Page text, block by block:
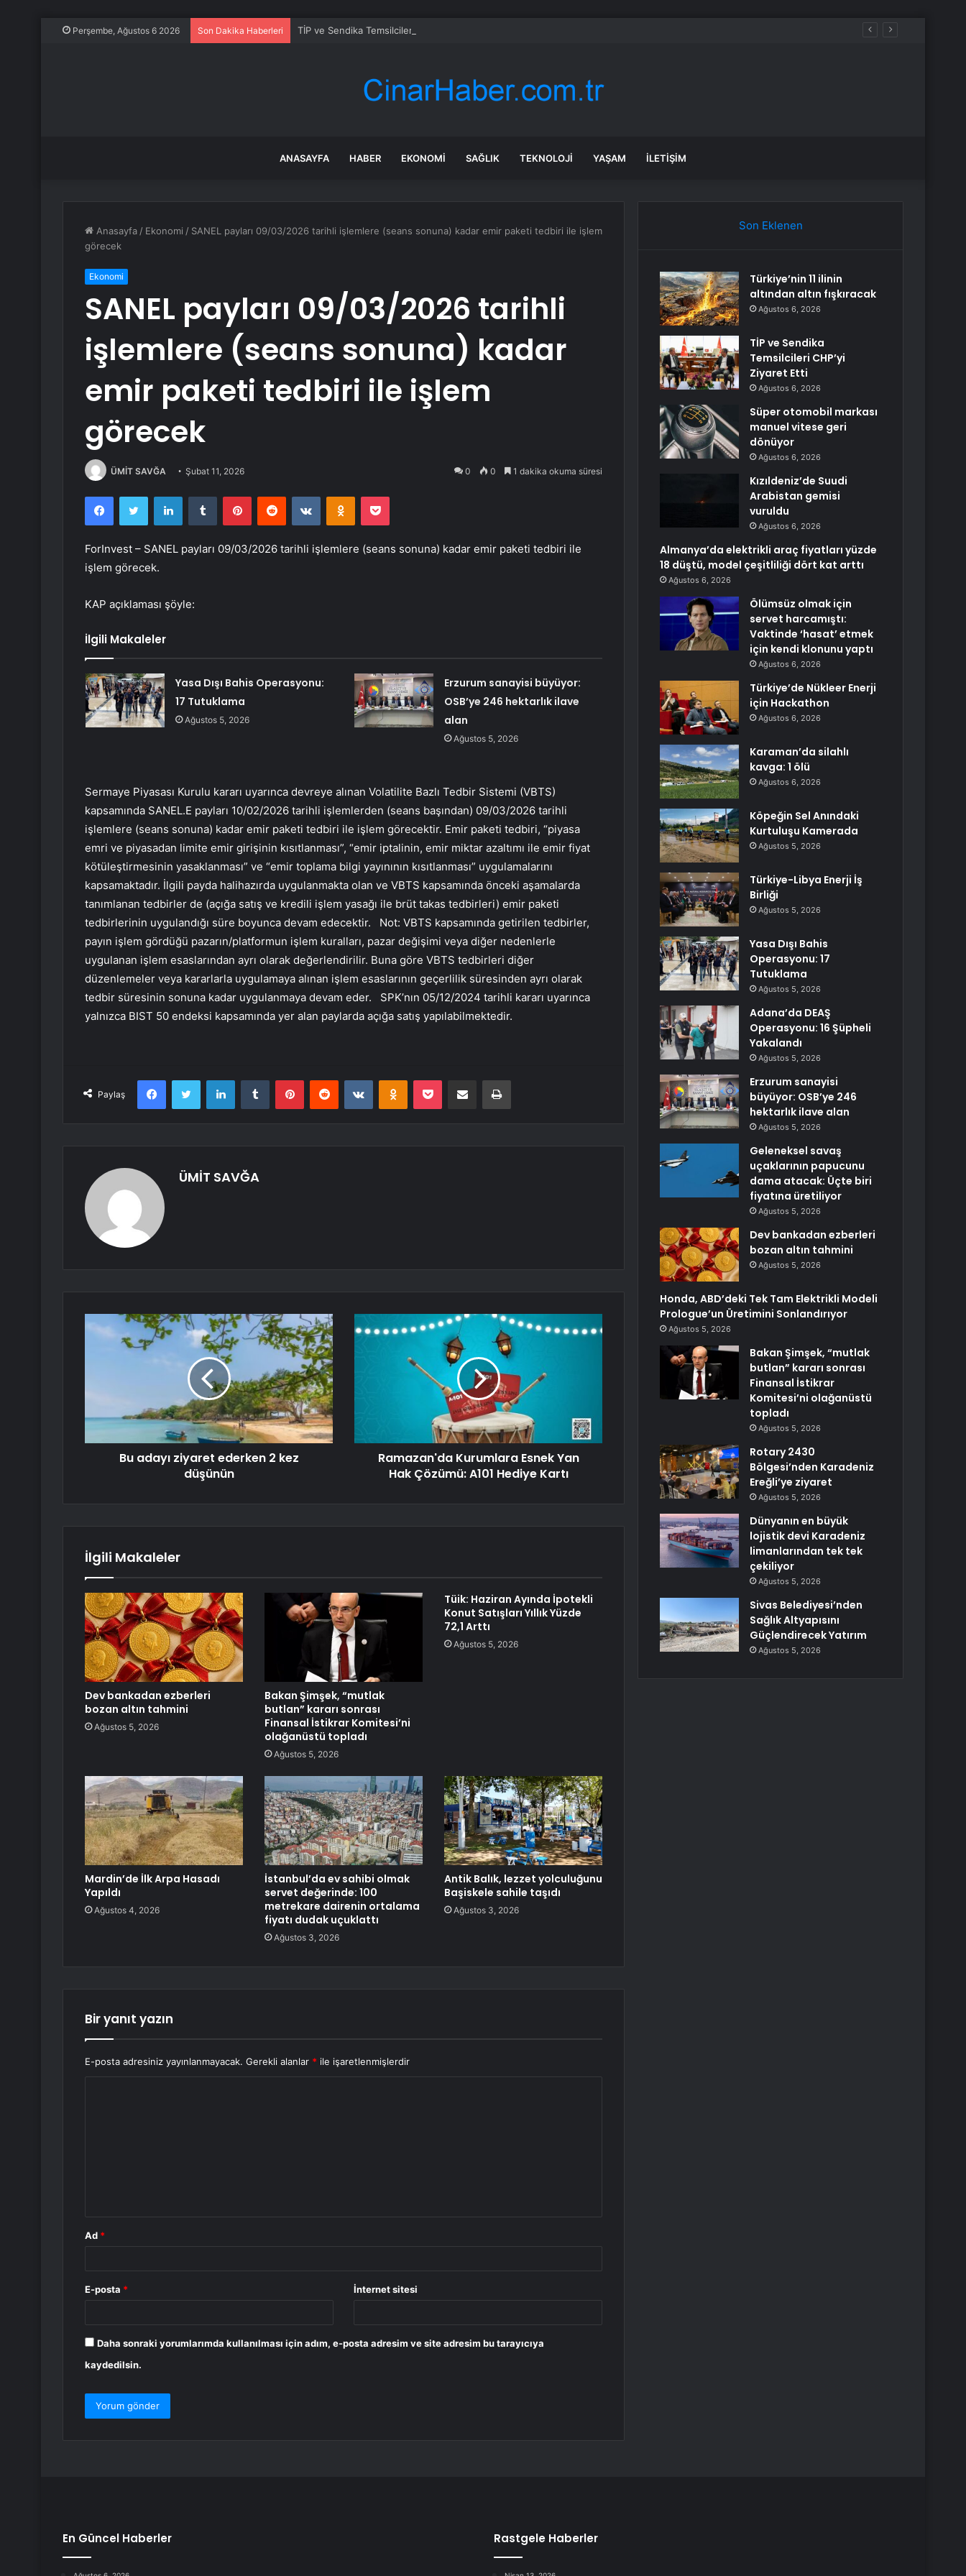
Perşembe, Ağustos 6 2026 Son Dakika Haberleri TİP ve Sendika Temsilcileri CHP’yi Ziyaret Etti
ANASAYFA HABER EKONOMI SAĞLIK TEKNOLOJI YAŞAM İLETIŞIM
Anasayfa / Ekonomi / SANEL payları 09/03/2026 tarihli işlemlere (seans sonuna) kadar emir paketi tedbiri ile işlem
görecek
Ekonomi
SANEL payları 09/03/2026 tarihli
işlemlere (seans sonuna) kadar
emir paketi tedbiri ile işlem
görecek
ÜMİT SAVĞA Şubat 11, 2026 0 0 1 dakika okuma süresi
FacebookTwitter LinkedInTumblr PinterestReddit VKontakteOdnoklassniki
Pocket
ForInvest – SANEL payları 09/03/2026 tarihli işlemlere (seans sonuna) kadar emir paketi tedbiri ile
işlem görecek.
KAP açıklaması şöyle:
İlgili Makaleler
Yasa Dışı Bahis Operasyonu:
17 Tutuklama
Ağustos 5, 2026
Erzurum sanayisi büyüyor:
OSB’ye 246 hektarlık ilave
alan
Ağustos 5, 2026
Sermaye Piyasası Kurulu kararı uyarınca devreye alınan Volatilite Bazlı Tedbir Sistemi (VBTS)
kapsamında SANEL.E payları 10/02/2026 tarihli işlemlerden (seans başından) 09/03/2026 tarihli
işlemlere (seans sonuna) kadar emir paketi tedbiri ile işlem görecektir. Emir paketi tedbiri, “piyasa
emri ve piyasadan limite emir girişinin kısıtlanması”, “emir iptalinin, emir miktar azaltımı ile emir fiyat
kötüleştirmesinin yasaklanması” ve “emir toplama bilgi yayınının kısıtlanması” uygulamalarını
kapsamaktadır. İlgili payda halihazırda uygulanmakta olan ve VBTS kapsamında önceki aşamalarda
tanımlanan tedbirler de (açığa satış ve kredili işlem yasağı ile brüt takas tedbirleri) emir paketi
tedbirlerinin uygulandığı süre boyunca devam edecektir. Not: VBTS kapsamında getirilen tedbirler,
payın işlem gördüğü pazarın/platformun işlem kuralları, pazar değişimi veya diğer nedenlerle
uygulanan işlem esaslarından ayrı olarak değerlendirilir. Buna göre VBTS tedbirleri diğer
düzenlemeler veya kararlarla uygulamaya alınan işlem esaslarının geçerlilik süresinden ayrı olarak
tedbir süresinin sonuna kadar uygulanmaya devam eder. SPK’nın 05/12/2024 tarihli kararı uyarınca
yalnızca BIST 50 endeksi kapsamında yer alan paylarda açığa satış yapılabilmektedir.
Paylaş
FacebookTwitter LinkedInTumblr PinterestReddit VKontakteOdnoklassniki
Pocket E-Posta ile paylaş Yazdır
ÜMİT SAVĞA
Bu adayı ziyaret ederken 2 kez
düşünün
Ramazan'da Kurumlara Esnek Yan
Hak Çözümü: A101 Hediye Kartı
İlgili Makaleler
Dev bankadan ezberleri
bozan altın tahmini
Ağustos 5, 2026
Bakan Şimşek, “mutlak
butlan” kararı sonrası
Finansal İstikrar Komitesi’ni
olağanüstü topladı
Ağustos 5, 2026
Tüik: Haziran Ayında İpotekli
Konut Satışları Yıllık Yüzde
72,1 Arttı
Ağustos 5, 2026
Mardin’de İlk Arpa Hasadı
Yapıldı
Ağustos 4, 2026
İstanbul’da ev sahibi olmak
servet değerinde: 100
metrekare dairenin ortalama
fiyatı dudak uçuklattı
Ağustos 3, 2026
Antik Balık, lezzet yolculuğunu
Başiskele sahile taşıdı
Ağustos 3, 2026
Bir yanıt yazın
E-posta adresiniz yayınlanmayacak. Gerekli alanlar * ile işaretlenmişlerdir
Ad *
E-posta * İnternet sitesi
Daha sonraki yorumlarımda kullanılması için adım, e-posta adresim ve site adresim bu tarayıcıya
kaydedilsin.
Son Eklenen
Türkiye’nin 11 ilinin
altından altın fışkıracak
Ağustos 6, 2026
TİP ve Sendika
Temsilcileri CHP’yi
Ziyaret Etti
Ağustos 6, 2026
Süper otomobil markası
manuel vitese geri
dönüyor
Ağustos 6, 2026
Kızıldeniz’de Suudi
Arabistan gemisi
vuruldu
Ağustos 6, 2026
Almanya’da elektrikli araç fiyatları yüzde
18 düştü, model çeşitliliği dört kat arttı
Ağustos 6, 2026
Ölümsüz olmak için
servet harcamıştı:
Vaktinde ‘hasat’ etmek
için kendi klonunu yaptı
Ağustos 6, 2026
Türkiye’de Nükleer Enerji
için Hackathon
Ağustos 6, 2026
Karaman’da silahlı
kavga: 1 ölü
Ağustos 6, 2026
Köpeğin Sel Anındaki
Kurtuluşu Kamerada
Ağustos 5, 2026
Türkiye-Libya Enerji İş
Birliği
Ağustos 5, 2026
Yasa Dışı Bahis
Operasyonu: 17
Tutuklama
Ağustos 5, 2026
Adana’da DEAŞ
Operasyonu: 16 Şüpheli
Yakalandı
Ağustos 5, 2026
Erzurum sanayisi
büyüyor: OSB’ye 246
hektarlık ilave alan
Ağustos 5, 2026
Geleneksel savaş
uçaklarının papucunu
dama atacak: Üçte biri
fiyatına üretiliyor
Ağustos 5, 2026
Dev bankadan ezberleri
bozan altın tahmini
Ağustos 5, 2026
Honda, ABD’deki Tek Tam Elektrikli Modeli
Prologue’un Üretimini Sonlandırıyor
Ağustos 5, 2026
Bakan Şimşek, “mutlak
butlan” kararı sonrası
Finansal İstikrar
Komitesi’ni olağanüstü
topladı
Ağustos 5, 2026
Rotary 2430
Bölgesi’nden Karadeniz
Ereğli’ye ziyaret
Ağustos 5, 2026
Dünyanın en büyük
lojistik devi Karadeniz
limanlarından tek tek
çekiliyor
Ağustos 5, 2026
Sivas Belediyesi’nden
Sağlık Altyapısını
Güçlendirecek Yatırım
Ağustos 5, 2026
En Güncel Haberler Rastgele Haberler